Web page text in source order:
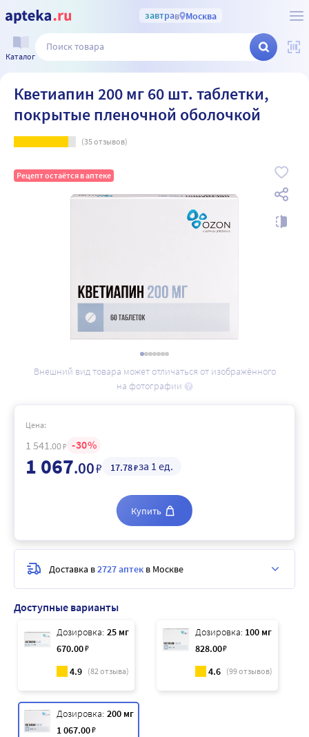
завтрав Москва
Каталог
Кветиапин 200 мг 60 шт. таблетки,
покрытые пленочной оболочкой
(35отзывов)
Рецепт остаётся в аптеке
Внешний вид товара может отличаться от изображённого
на фотографии
Доступные варианты
Дозировка: 25 мг
670.00₽
4.9 (82отзыва)
Дозировка: 100 мг
828.00₽
4.6 (99отзывов)
Дозировка: 200 мг
1 067.00₽
Цена:
1 541 .00₽ 30
1 067.00₽ 17.78₽за 1 ед.
Купить
Доставка в2727 аптек в Москве